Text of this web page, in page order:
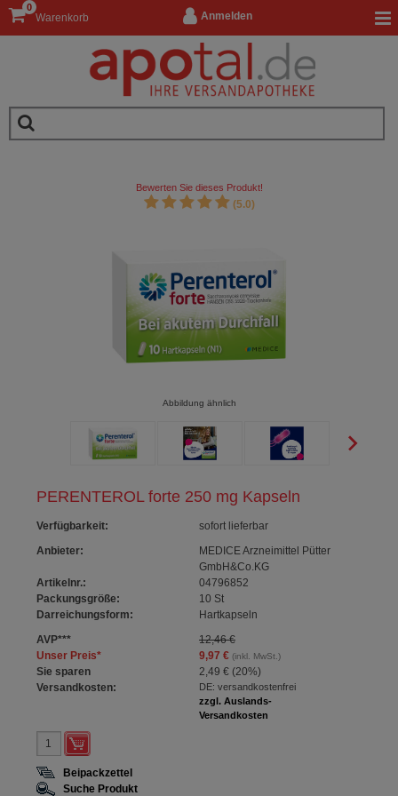
Anmelden
Warenkorb
0
PERENTEROL forte 250 mg Kapseln
Verfügbarkeit:
sofort lieferbar
Anbieter:
MEDICE Arzneimittel Pütter
GmbH&Co.KG
Artikelnr.:
04796852
Packungsgröße:
10 St
Darreichungsform:
Hartkapseln
AVP***
12,46 €
Unser Preis* 9,97 €(inkl. MwSt.)
Sie sparen 2,49 € (20%)
Versandkosten:
DE: versandkostenfrei
zzgl. Auslands-
Versandkosten
Bewerten Sie dieses Produkt!
(5.0)
Abbildung ähnlich
Beipackzettel
Suche Produkt